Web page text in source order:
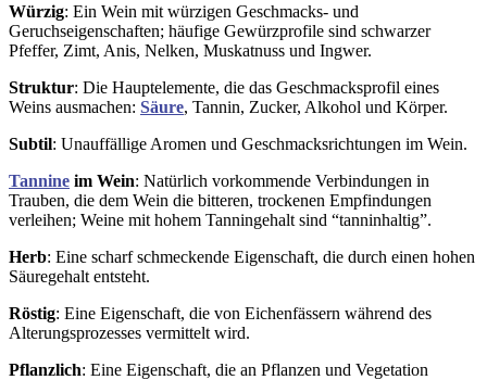
Würzig: Ein Wein mit würzigen Geschmacks- und
Geruchseigenschaften; häufige Gewürzprofile sind schwarzer
Pfeffer, Zimt, Anis, Nelken, Muskatnuss und Ingwer.
Struktur: Die Hauptelemente, die das Geschmacksprofil eines
Weins ausmachen: Säure, Tannin, Zucker, Alkohol und Körper.
Subtil: Unauffällige Aromen und Geschmacksrichtungen im Wein.
Tannine im Wein: Natürlich vorkommende Verbindungen in
Trauben, die dem Wein die bitteren, trockenen Empfindungen
verleihen; Weine mit hohem Tanningehalt sind “tanninhaltig”.
Herb: Eine scharf schmeckende Eigenschaft, die durch einen hohen
Säuregehalt entsteht.
Röstig: Eine Eigenschaft, die von Eichenfässern während des
Alterungsprozesses vermittelt wird.
Pflanzlich: Eine Eigenschaft, die an Pflanzen und Vegetation